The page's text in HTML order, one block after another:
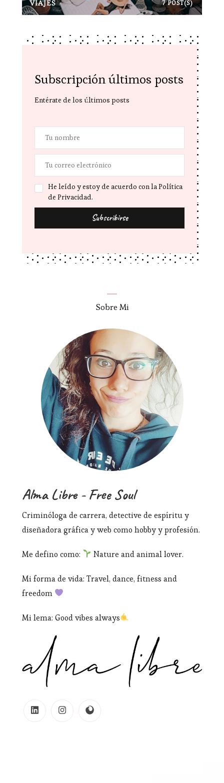
VIAJES 7 POST(S)
Subscripción últimos posts
Entérate de los últimos posts
He leído y estoy de acuerdo con la Política
de Privacidad.
Sobre Mi
Alma Libre - Free Soul
Criminóloga de carrera, detective de espíritu y
diseñadora gráfica y web como hobby y profesión.
Me defino como: Nature and animal lover.
Mi forma de vida: Travel, dance, fitness and
freedom
Mi lema: Good vibes always